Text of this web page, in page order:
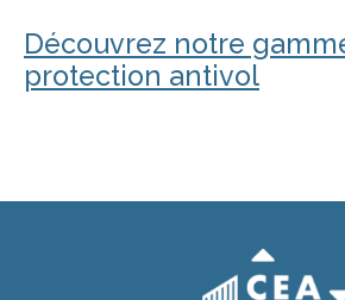
Découvrez notre
protection antivol